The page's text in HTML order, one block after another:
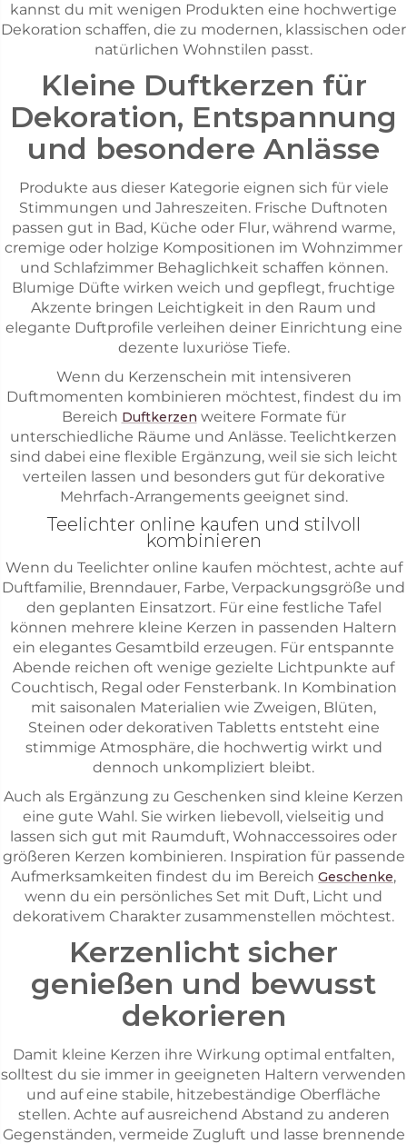
kannst du mit wenigen Produkten eine hochwertige
Dekoration schaffen, die zu modernen, klassischen oder
natürlichen Wohnstilen passt.
Kleine Duftkerzen für
Dekoration, Entspannung
und besondere Anlässe
Produkte aus dieser Kategorie eignen sich für viele
Stimmungen und Jahreszeiten. Frische Duftnoten
passen gut in Bad, Küche oder Flur, während warme,
cremige oder holzige Kompositionen im Wohnzimmer
und Schlafzimmer Behaglichkeit schaffen können.
Blumige Düfte wirken weich und gepflegt, fruchtige
Akzente bringen Leichtigkeit in den Raum und
elegante Duftprofile verleihen deiner Einrichtung eine
dezente luxuriöse Tiefe.
Wenn du Kerzenschein mit intensiveren
Duftmomenten kombinieren möchtest, findest du im
Bereich Duftkerzen weitere Formate für
unterschiedliche Räume und Anlässe. Teelichtkerzen
sind dabei eine flexible Ergänzung, weil sie sich leicht
verteilen lassen und besonders gut für dekorative
Mehrfach-Arrangements geeignet sind.
Teelichter online kaufen und stilvoll
kombinieren
Wenn du Teelichter online kaufen möchtest, achte auf
Duftfamilie, Brenndauer, Farbe, Verpackungsgröße und
den geplanten Einsatzort. Für eine festliche Tafel
können mehrere kleine Kerzen in passenden Haltern
ein elegantes Gesamtbild erzeugen. Für entspannte
Abende reichen oft wenige gezielte Lichtpunkte auf
Couchtisch, Regal oder Fensterbank. In Kombination
mit saisonalen Materialien wie Zweigen, Blüten,
Steinen oder dekorativen Tabletts entsteht eine
stimmige Atmosphäre, die hochwertig wirkt und
dennoch unkompliziert bleibt.
Auch als Ergänzung zu Geschenken sind kleine Kerzen
eine gute Wahl. Sie wirken liebevoll, vielseitig und
lassen sich gut mit Raumduft, Wohnaccessoires oder
größeren Kerzen kombinieren. Inspiration für passende
Aufmerksamkeiten findest du im Bereich Geschenke,
wenn du ein persönliches Set mit Duft, Licht und
dekorativem Charakter zusammenstellen möchtest.
Kerzenlicht sicher
genießen und bewusst
dekorieren
Damit kleine Kerzen ihre Wirkung optimal entfalten,
solltest du sie immer in geeigneten Haltern verwenden
und auf eine stabile, hitzebeständige Oberfläche
stellen. Achte auf ausreichend Abstand zu anderen
Gegenständen, vermeide Zugluft und lasse brennende